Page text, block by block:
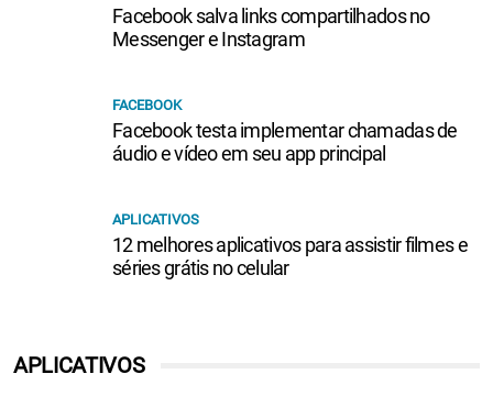
APLICATIVOS
Facebook salva links compartilhados no
Messenger e Instagram
FACEBOOK
Facebook testa implementar chamadas de
áudio e vídeo em seu app principal
APLICATIVOS
12 melhores aplicativos para assistir filmes e
séries grátis no celular